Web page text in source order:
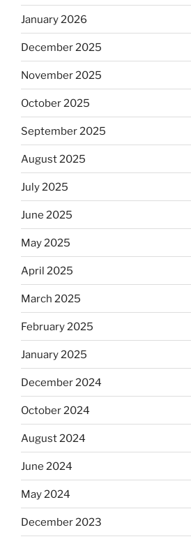
January 2026
December 2025
November 2025
October 2025
September 2025
August 2025
July 2025
June 2025
May 2025
April 2025
March 2025
February 2025
January 2025
December 2024
October 2024
August 2024
June 2024
May 2024
December 2023